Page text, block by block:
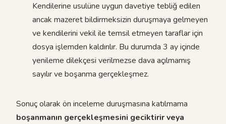
Kendilerine usulüne uygun davetiye tebliğ edilen
ancak mazeret bildirmeksizin duruşmaya gelmeyen
ve kendilerini vekil ile temsil etmeyen taraflar için
dosya işlemden kaldırılır. Bu durumda 3 ay içinde
yenileme dilekçesi verilmezse dava açılmamış
sayılır ve boşanma gerçekleşmez.
Sonuç olarak ön inceleme duruşmasına katılmama
boşanmanın gerçekleşmesini geciktirir veya